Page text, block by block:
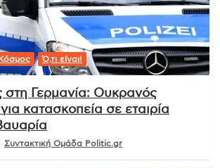
Ό,τι είναι!
στη Γερμανία: Ουκρανός
κατασκοπεία σε εταιρία
Συντακτική Ομάδα Politic.gr